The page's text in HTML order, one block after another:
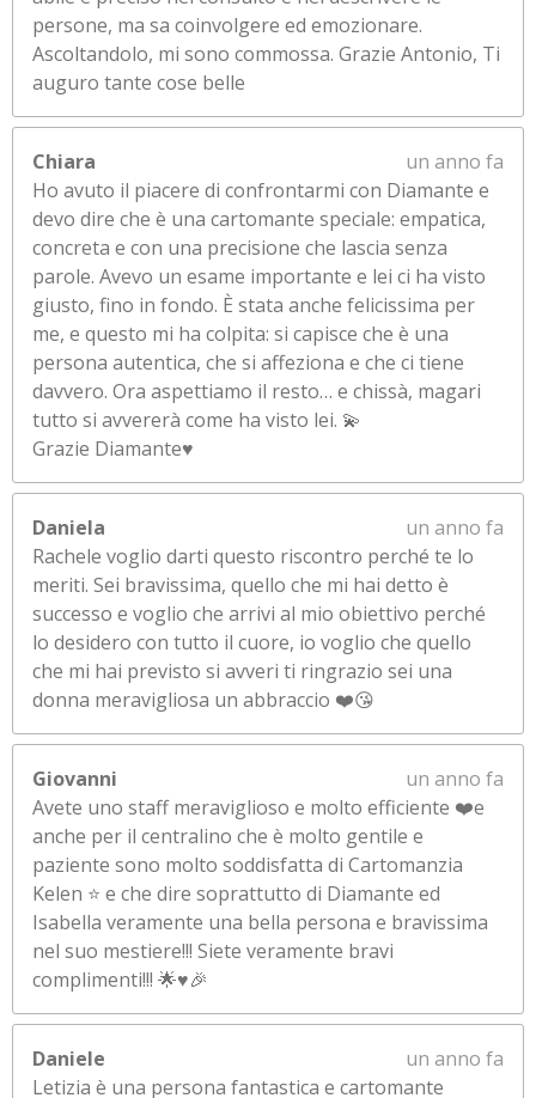
persone, ma sa coinvolgere ed emozionare.
Ascoltandolo, mi sono commossa. Grazie Antonio, Ti
auguro tante cose belle
Chiara
un anno fa
Ho avuto il piacere di confrontarmi con Diamante e
devo dire che è una cartomante speciale: empatica,
concreta e con una precisione che lascia senza
parole. Avevo un esame importante e lei ci ha visto
giusto, fino in fondo. È stata anche felicissima per
me, e questo mi ha colpita: si capisce che è una
persona autentica, che si affeziona e che ci tiene
davvero. Ora aspettiamo il resto… e chissà, magari
tutto si avvererà come ha visto lei. 💫
Grazie Diamante♥️
Daniela
un anno fa
Rachele voglio darti questo riscontro perché te lo
meriti. Sei bravissima, quello che mi hai detto è
successo e voglio che arrivi al mio obiettivo perché
lo desidero con tutto il cuore, io voglio che quello
che mi hai previsto si avveri ti ringrazio sei una
donna meravigliosa un abbraccio ❤️😘
Giovanni
un anno fa
Avete uno staff meraviglioso e molto efficiente ❤️e
anche per il centralino che è molto gentile e
paziente sono molto soddisfatta di Cartomanzia
Kelen ⭐ e che dire soprattutto di Diamante ed
Isabella veramente una bella persona e bravissima
nel suo mestiere!!! Siete veramente bravi
complimenti!!! 🌟♥️🎉
Daniele
un anno fa
Letizia è una persona fantastica e cartomante